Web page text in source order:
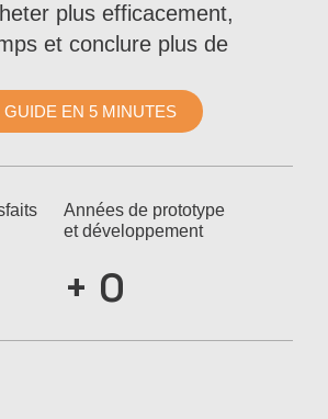
plus efficacement,
et conclure plus de
EN 5 MINUTES
Années de prototype
et développement
+ 0